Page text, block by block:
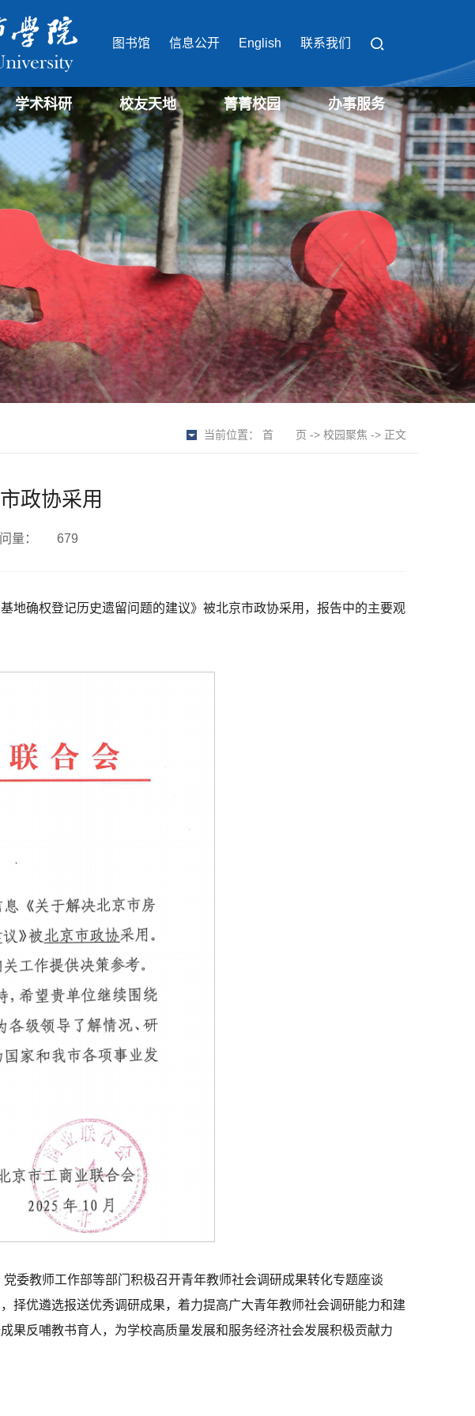
图书馆 信息公开 English 联系我们
学术科研
研与社会服务处
科研机构
北城学报
校友天地 菁菁校园 办事服务
校园办事流程
校园缴费平台
校园服务
当前位置： 首 页 -> 校园聚焦 -> 正文
政协采用
量： 679
地确权登记历史遗留问题的建议》被北京市政协采用，报告中的主要观
委教师工作部等部门积极召开青年教师社会调研成果转化专题座谈
择优遴选报送优秀调研成果，着力提高广大青年教师社会调研能力和建
果反哺教书育人，为学校高质量发展和服务经济社会发展积极贡献力